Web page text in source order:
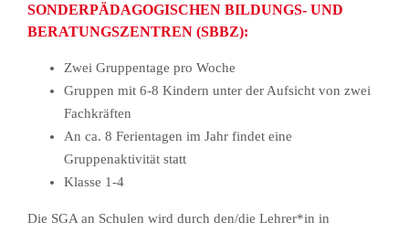
SONDERPÄDAGOGISCHEN BILDUNGS- UND
BERATUNGSZENTREN (SBBZ):
Zwei Gruppentage pro Woche
Gruppen mit 6-8 Kindern unter der Aufsicht von zwei
Fachkräften
An ca. 8 Ferientagen im Jahr findet eine
Gruppenaktivität statt
Klasse 1-4
Die SGA an Schulen wird durch den/die Lehrer*in in